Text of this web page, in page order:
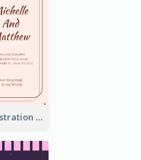
Pink With Plant Illustration Wedding Party Invitation